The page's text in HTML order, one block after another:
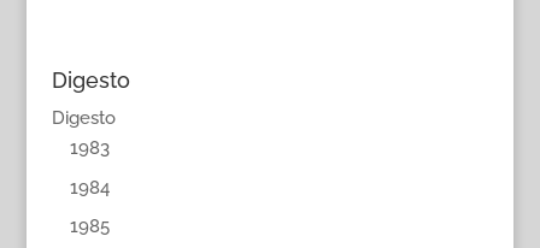
Digesto
Digesto
1983
1984
1985